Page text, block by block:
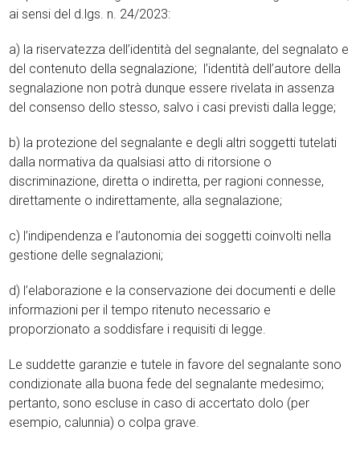
ai sensi del d.lgs. n. 24/2023:
a) la riservatezza dell’identità del segnalante, del segnalato e
del contenuto della segnalazione; l’identità dell’autore della
segnalazione non potrà dunque essere rivelata in assenza
del consenso dello stesso, salvo i casi previsti dalla legge;
b) la protezione del segnalante e degli altri soggetti tutelati
dalla normativa da qualsiasi atto di ritorsione o
discriminazione, diretta o indiretta, per ragioni connesse,
direttamente o indirettamente, alla segnalazione;
c) l’indipendenza e l’autonomia dei soggetti coinvolti nella
gestione delle segnalazioni;
d) l’elaborazione e la conservazione dei documenti e delle
informazioni per il tempo ritenuto necessario e
proporzionato a soddisfare i requisiti di legge.
Le suddette garanzie e tutele in favore del segnalante sono
condizionate alla buona fede del segnalante medesimo;
pertanto, sono escluse in caso di accertato dolo (per
esempio, calunnia) o colpa grave.